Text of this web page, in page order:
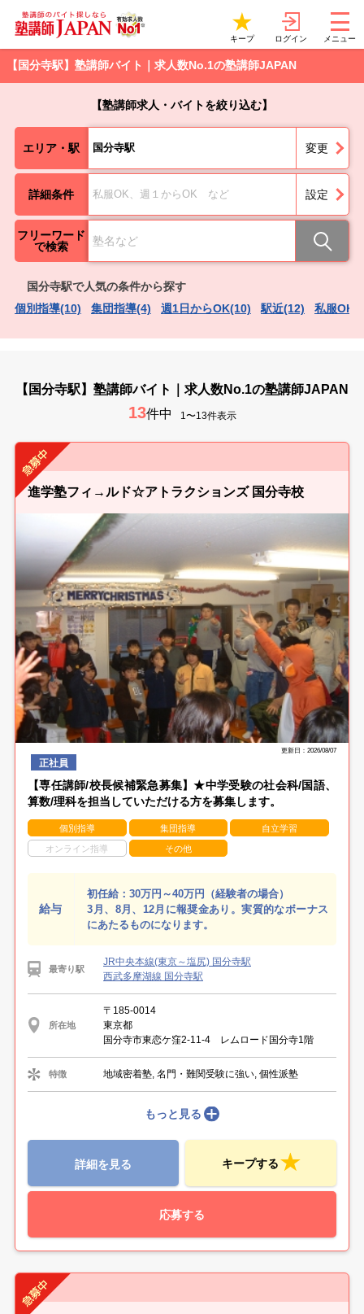
キープ ログイン メニュー
【国分寺駅】塾講師バイト｜求人数No.1の塾講師JAPAN
【塾講師求人・バイトを絞り込む】
エリア・駅 国分寺駅 変更
詳細条件 私服OK、週１からOK など 設定
フリーワード
で検索
国分寺駅で人気の条件から探す
個別指導(10)
集団指導(4) 週1日からOK(10) 駅近(12) 私服OK
【国分寺駅】塾講師バイト｜求人数No.1の塾講師JAPAN
13件中 1〜13件表示
進学塾フィ→ルド☆アトラクションズ 国分寺校
更新日：2026/08/07
正社員
【専任講師/校長候補緊急募集】★中学受験の社会科/国語、
算数/理科を担当していただける方を募集します。
個別指導 集団指導 自立学習
オンライン指導 その他
給与
初任給：30万円～40万円（経験者の場合）
3月、8月、12月に報奨金あり。実質的なボーナス
にあたるものになります。
最寄り駅
JR中央本線(東京～塩尻) 国分寺駅
西武多摩湖線 国分寺駅
所在地
〒185-0014
東京都
国分寺市東恋ケ窪2-11-4 レムロード国分寺1階
特徴 地域密着塾, 名門・難関受験に強い, 個性派塾
もっと見る
詳細を見る キープする
応募する